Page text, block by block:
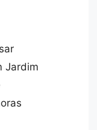
Jardim